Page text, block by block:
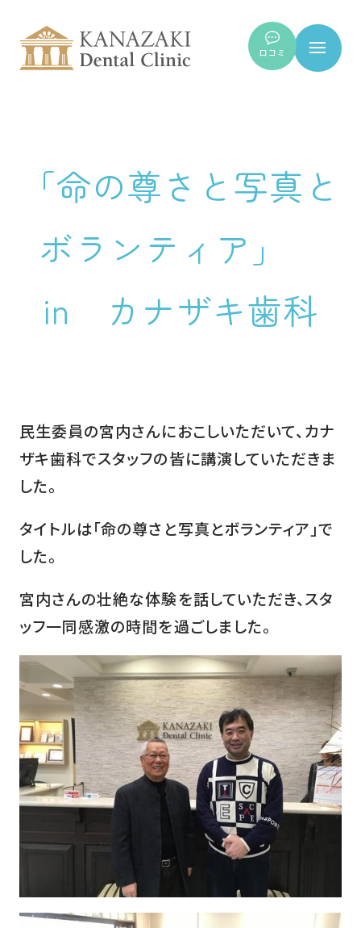
口コミ
「命の尊さと写真と
ボランティア」
in カナザキ歯科
民生委員の宮内さんにおこしいただいて、カナ
ザキ歯科でスタッフの皆に講演していただきま
した。
タイトルは「命の尊さと写真とボランティア」で
した。
宮内さんの壮絶な体験を話していただき、スタ
ッフ一同感激の時間を過ごしました。